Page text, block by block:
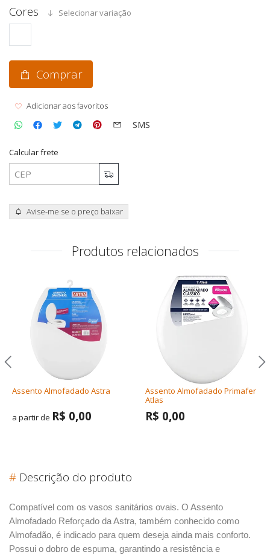
Cores Selecionar variação
Comprar
Adicionar aos favoritos
SMS
Calcular frete
Avise-me se o preço baixar
Produtos relacionados
Assento Almofadado Astra
a partir de R$ 0,00
Assento Almofadado Primafer
Atlas
R$ 0,00
# Descrição do produto
Compatível com os vasos sanitários ovais. O Assento
Almofadado Reforçado da Astra, também conhecido como
Almofadão, é indicado para quem deseja ainda mais conforto.
Possui o dobro de espuma, garantindo a resistência e